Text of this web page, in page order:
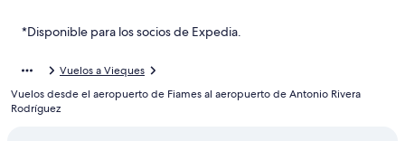
Vuelos de Vieques (VQS) a Fajardo (FAJ)
Vuelos de Málaga (AGP) a Culebra (CPX)
Vuelos de Aguascalientes (AGU) a Culebra (CPX)
*Disponible para los socios de Expedia.
Vuelos a Vieques
Vuelos desde el aeropuerto de Fiames al aeropuerto de Antonio Rivera
Rodríguez